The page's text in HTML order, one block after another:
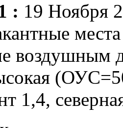
: 19 Ноября
воздушным
1,4,